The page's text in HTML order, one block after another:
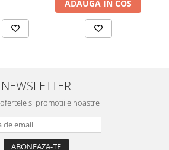
ADAUGA IN COS
NEWSLETTER
si promotiile noastre